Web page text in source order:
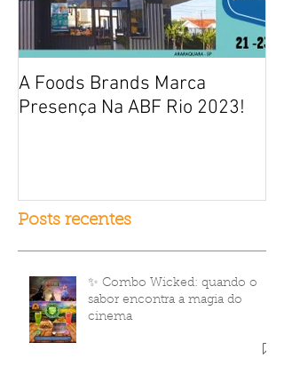
A Foods Brands Marca
Presença Na ABF Rio 2023!
Posts recentes
✨ Combo Wicked: quando o
sabor encontra a magia do
cinema